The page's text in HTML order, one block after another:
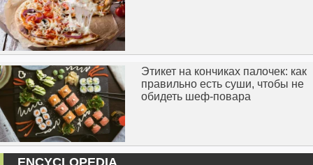
Этикет на кончиках палочек: как
правильно есть суши, чтобы не
обидеть шеф-повара